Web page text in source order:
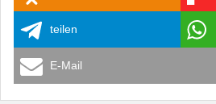
teilen
E-Mail